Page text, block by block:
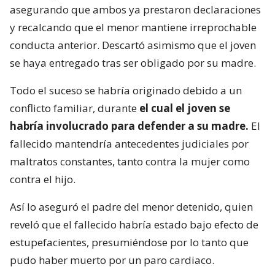
asegurando que ambos ya prestaron declaraciones
y recalcando que el menor mantiene irreprochable
conducta anterior. Descartó asimismo que el joven
se haya entregado tras ser obligado por su madre.
Todo el suceso se habría originado debido a un
conflicto familiar, durante el cual el joven se
habría involucrado para defender a su madre. El
fallecido mantendría antecedentes judiciales por
maltratos constantes, tanto contra la mujer como
contra el hijo.
Así lo aseguró el padre del menor detenido, quien
reveló que el fallecido habría estado bajo efecto de
estupefacientes, presumiéndose por lo tanto que
pudo haber muerto por un paro cardiaco.